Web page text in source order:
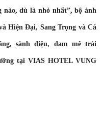
nào, dù là nhỏ nhất”, bộ ảnh
Hiện Đại, Sang Trọng và Cá
sành điệu, đam mê trải
tại VIAS HOTEL VUNG